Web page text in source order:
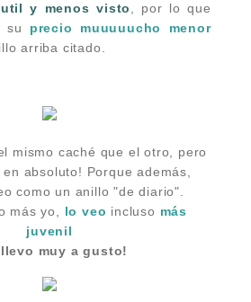
y menos visto
, por lo que
su precio muuuuucho menor
arriba citado.
mismo caché que el otro, pero
absoluto! Porque además,
como un anillo "de diario".
más yo, lo veo incluso más
juvenil
muy a gusto!